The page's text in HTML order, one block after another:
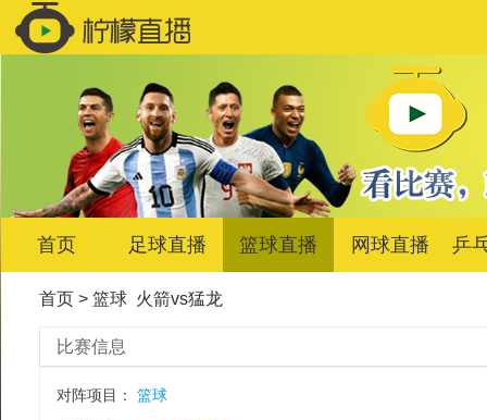
首页 足球直播 篮球直播 网球直播 乒
首页> 篮球 火箭vs猛龙
比赛信息
对阵项目： 篮球